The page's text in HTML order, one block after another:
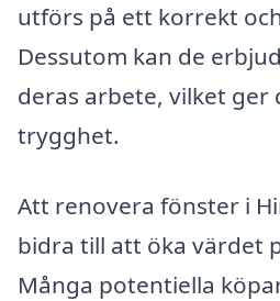
utförs på ett korrekt
Dessutom kan de
deras arbete, vilket ger
trygghet.
Att renovera fönster i
bidra till att öka värdet
Många potentiella